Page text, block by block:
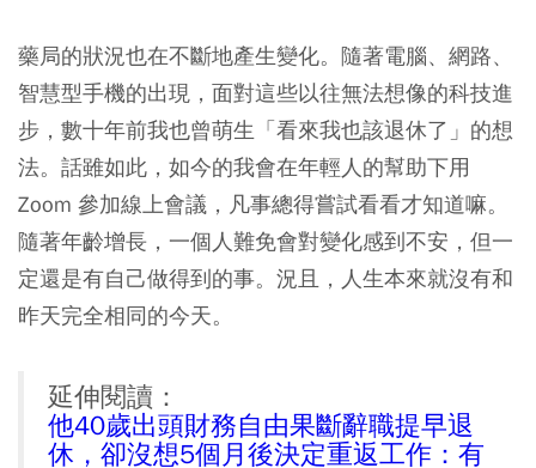
藥局的狀況也在不斷地產生變化。隨著電腦、網路、
智慧型手機的出現，面對這些以往無法想像的科技進
步，數十年前我也曾萌生「看來我也該退休了」的想
法。話雖如此，如今的我會在年輕人的幫助下用
Zoom 參加線上會議，凡事總得嘗試看看才知道嘛。
隨著年齡增長，一個人難免會對變化感到不安，但一
定還是有自己做得到的事。況且，人生本來就沒有和
昨天完全相同的今天。
延伸閱讀：
他40歲出頭財務自由果斷辭職提早退
休，卻沒想5個月後決定重返工作：有